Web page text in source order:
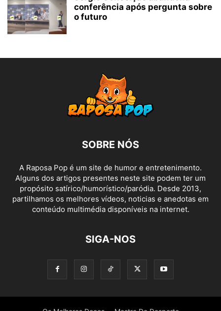
conferência após pergunta sobre
o futuro
SOBRE NÓS
A Raposa Pop é um site de humor e entretenimento.
Alguns dos artigos presentes neste site podem ter um
propósito satírico/humorístico/paródia. Desde 2013,
partilhamos os melhores vídeos, noticias e anedotas em
conteúdo multimédia disponíveis na internet.
SIGA-NOS